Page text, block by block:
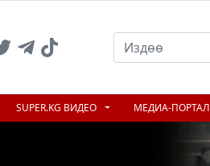
SUPER.KG ВИДЕО МЕДИА-ПОРТАЛ